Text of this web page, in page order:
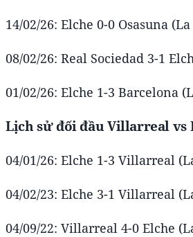
14/02/26: Elche 0-0 Osasuna
08/02/26: Real Sociedad 3-1
01/02/26: Elche 1-3 Barcelona
Lịch sử đối đầu Villarreal vs
04/01/26: Elche 1-3 Villarreal
04/02/23: Elche 3-1 Villarreal
04/09/22: Villarreal 4-0 Elche